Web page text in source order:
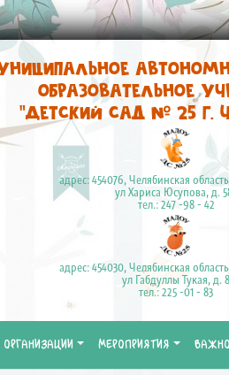
образовательное
"Детский сад № 25 г.
адрес: 454076, Челябинская
ул Хариса Юсупова, д.
тел.: 247 -98 - 42
адрес: 454030, Челябинская
ул Габдуллы Тукая, д. 8
тел.: 225 -01 - 83
МЕРОПРИЯТИЯ